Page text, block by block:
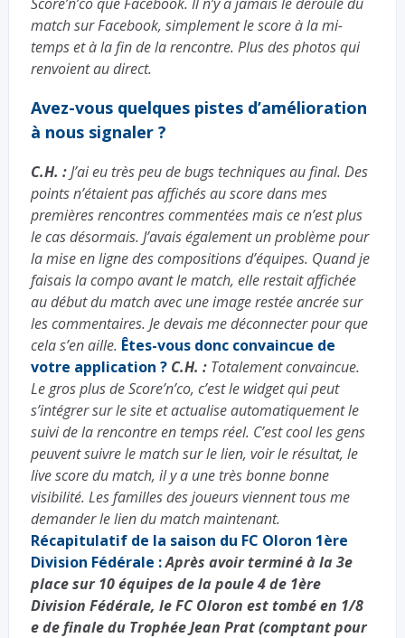
match sur Facebook, simplement le score à la mi-
temps et à la fin de la rencontre. Plus des photos qui
renvoient au direct.
Avez-vous quelques pistes d’amélioration
à nous signaler ?
C.H. :J’ai eu très peu de bugs techniques au final. Des
points n’étaient pas affichés au score dans mes
premières rencontres commentées mais ce n’est plus
le cas désormais. J’avais également un problème pour
la mise en ligne des compositions d’équipes. Quand je
faisais la compo avant le match, elle restait affichée
au début du match avec une image restée ancrée sur
les commentaires. Je devais me déconnecter pour que
cela s’en aille. Êtes-vous donc convaincue de
votre application ? C.H. : Totalement convaincue.
Le gros plus de Score’n’co, c’est le widget qui peut
s’intégrer sur le site et actualise automatiquement le
suivi de la rencontre en temps réel. C’est cool les gens
peuvent suivre le match sur le lien, voir le résultat, le
live score du match, il y a une très bonne bonne
visibilité. Les familles des joueurs viennent tous me
demander le lien du match maintenant.
Récapitulatif de la saison du FC Oloron 1ère
Division Fédérale :Après avoir terminé à la 3e
place sur 10 équipes de la poule 4 de 1ère
Division Fédérale, le FC Oloron est tombé en 1/8
e de finale du Trophée Jean Prat (comptant pour